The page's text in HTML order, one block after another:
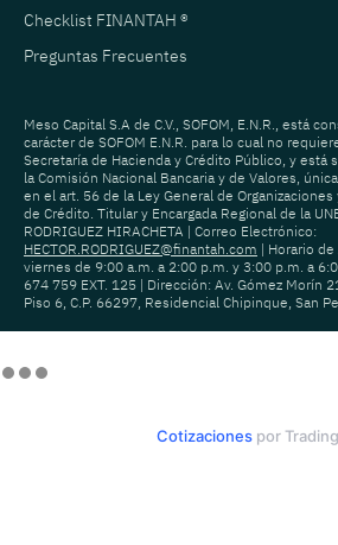
Checklist FINANTAH ®
Preguntas Frecuentes
Meso Capital S.A de C.V., SOFOM, E.N.R., está
carácter de SOFOM E.N.R. para lo cual no
Secretaría de Hacienda y Crédito Público, y está
la Comisión Nacional Bancaria y de Valores,
en el art. 56 de la Ley General de
de Crédito. Titular y Encargada Regional de la
RODRIGUEZ HIRACHETA | Correo Electrónico:
HECTOR.RODRIGUEZ@finantah.com | Horario
viernes de 9:00 a.m. a 2:00 p.m. y 3:00 p.m. a
674 759 EXT. 125 | Dirección: Av. Gómez Morín
Piso 6, C.P. 66297, Residencial Chipinque, San
Cotizacionespor